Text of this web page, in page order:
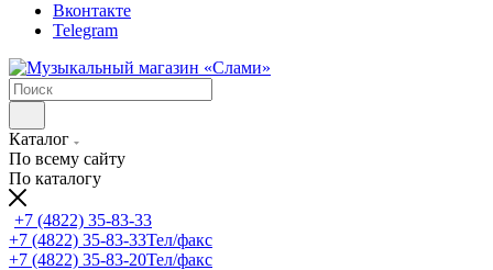
Вконтакте
Telegram
Каталог
По всему сайту
По каталогу
+7 (4822) 35-83-33
+7 (4822) 35-83-33Тел/факс
+7 (4822) 35-83-20Тел/факс